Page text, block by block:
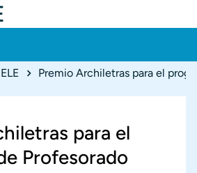
Premio Archiletras para el
para el
Profesorado